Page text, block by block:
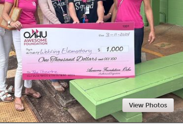
New Glasgow
Newmarket
View Photos